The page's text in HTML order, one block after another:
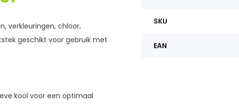
verkleuringen, chloor,
geschikt voor gebruik met
kool voor een optimaal
SKU
EAN